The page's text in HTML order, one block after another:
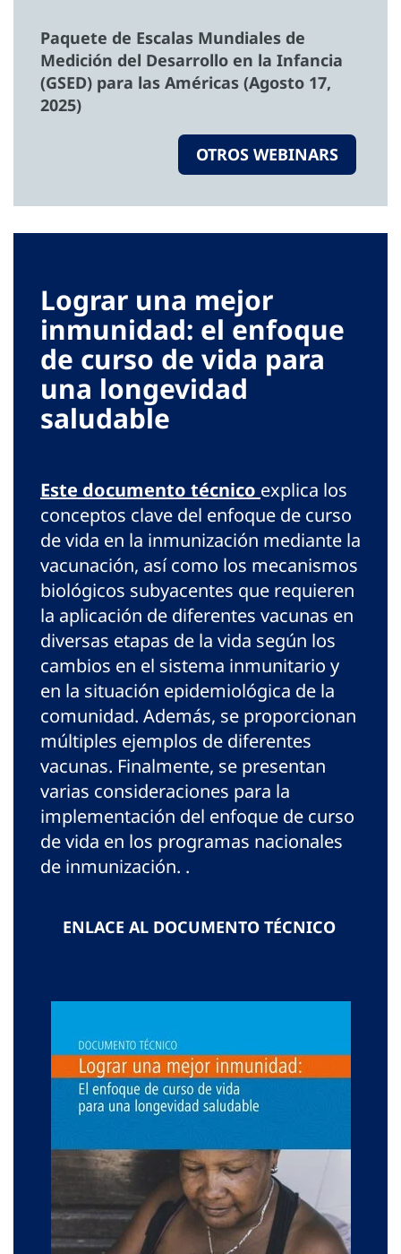
Paquete de Escalas Mundiales de
Medición del Desarrollo en la Infancia
(GSED) para las Américas (Agosto 17,
2025)
OTROS WEBINARS
Lograr una mejor
inmunidad: el enfoque
de curso de vida para
una longevidad
saludable
Este documento técnico explica los
conceptos clave del enfoque de curso
de vida en la inmunización mediante la
vacunación, así como los mecanismos
biológicos subyacentes que requieren
la aplicación de diferentes vacunas en
diversas etapas de la vida según los
cambios en el sistema inmunitario y
en la situación epidemiológica de la
comunidad. Además, se proporcionan
múltiples ejemplos de diferentes
vacunas. Finalmente, se presentan
varias consideraciones para la
implementación del enfoque de curso
de vida en los programas nacionales
de inmunización. .
ENLACE AL DOCUMENTO TÉCNICO